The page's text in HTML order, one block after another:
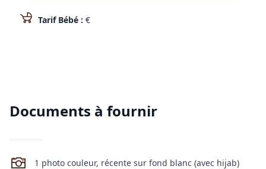
Tarif Bébé : €
Documents à fournir
1 photo couleur, récente sur fond blanc (avec hijab)